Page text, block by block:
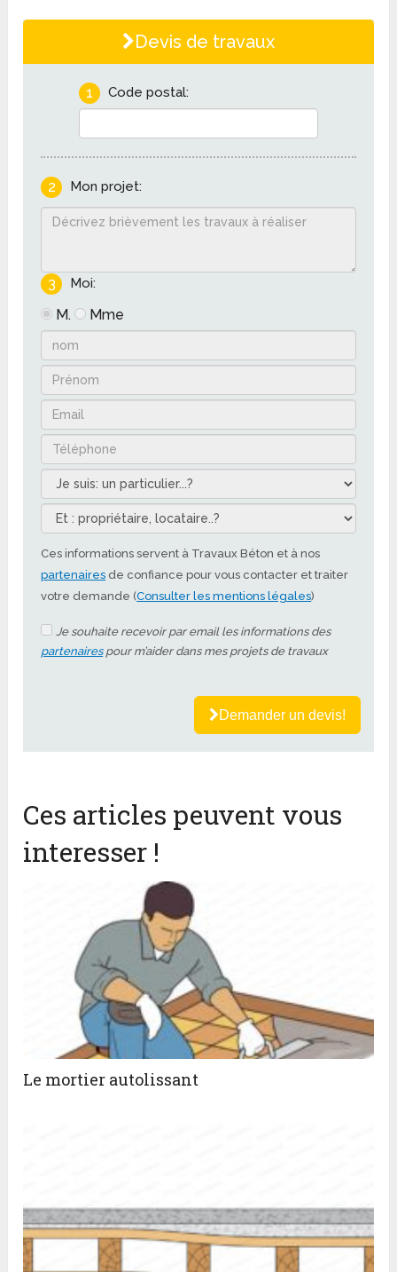
Devis de travaux
1 Code postal:
2 Mon projet:
3 Moi:
M. Mme
Ces informations servent à Travaux Béton et à nos
partenaires de confiance pour vous contacter et traiter
votre demande (Consulter les mentions légales)
Je souhaite recevoir par email les informations des
partenairespour m’aider dans mes projets de travaux
Demander un devis!
Ces articles peuvent vous
interesser !
Le mortier autolissant